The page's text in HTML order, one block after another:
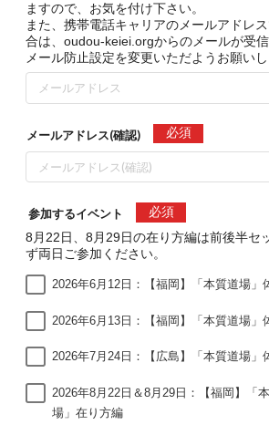
ますので、お気を付け下さい。
また、携帯電話キャリアのメールアドレ
合は、oudou-keiei.orgからのメールが受
メール防止設定を変更いただようお願いし
メールアドレス(確認) 必須
参加するイベント
必須
8月22日、8月29日の在り方編は前後半セ
ず両日ご参加ください。
2026年6月12日：【福岡】「本質道場
2026年6月13日：【福岡】「本質道場
2026年7月24日：【広島】「本質道場
2026年8月22日＆8月29日：【福岡】「
場」在り方編